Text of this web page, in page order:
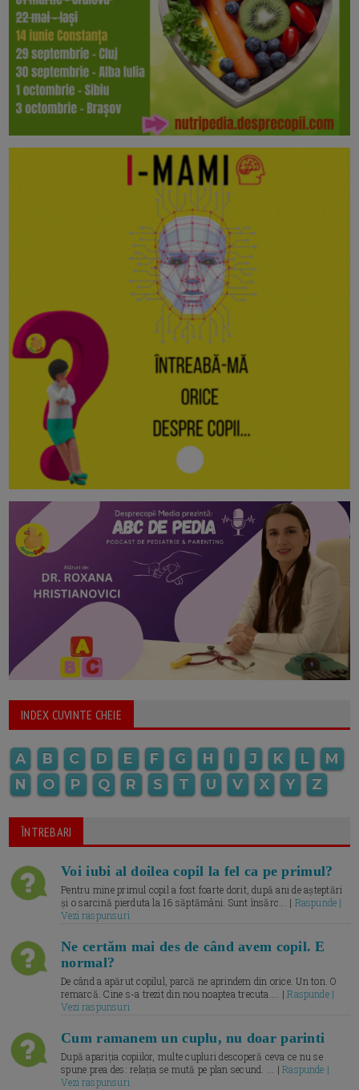
INDEX CUVINTE CHEIE
A B C D E F G H I J K L
M
N
O P Q R S T U V X Y Z
ÎNTREBARI
Voi iubi al doilea copil la fel ca pe primul?
Pentru mine primul copil a fost foarte dorit, după ani de așteptări
și o sarcină pierduta la 16 săptămâni. Sunt însărc... | Raspunde |
Vezi raspunsuri
Ne certăm mai des de când avem copil. E
normal?
De când a apărut copilul, parcă ne aprindem din orice. Un ton. O
remarcă. Cine s-a trezit din nou noaptea trecuta.... |Raspunde |
Vezi raspunsuri
Cum ramanem un cuplu, nu doar parinti
După apariția copiilor, multe cupluri descoperă ceva ce nu se
spune prea des: relația se mută pe plan secund. ... |Raspunde |
Vezi raspunsuri